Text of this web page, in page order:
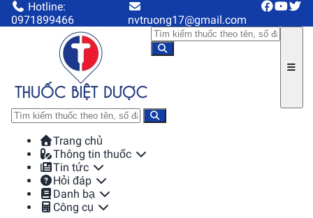
Hotline:
0971899466
nvtruong17@gmail.com
Trang chủ
Thông tin thuốc
Tin tức
Hỏi đáp
Danh bạ
Công cụ